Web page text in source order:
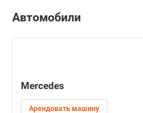
Автомобили
Mercedes
Арендовать машину